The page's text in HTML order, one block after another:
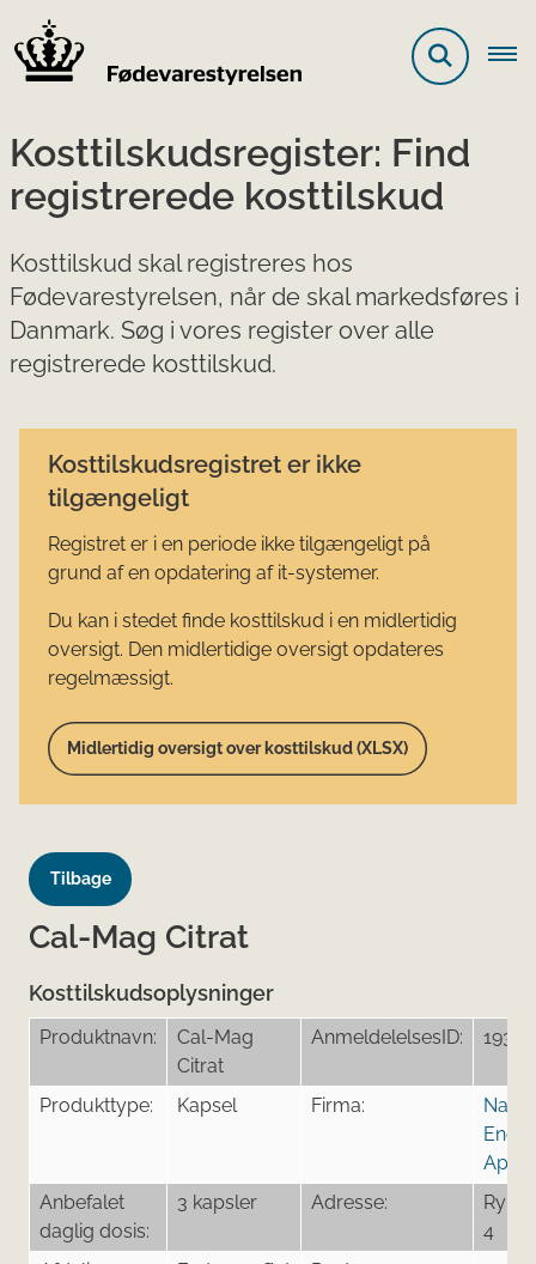
Kosttilskudsregister: Find
registrerede kosttilskud
Kosttilskud skal registreres hos
Fødevarestyrelsen, når de skal markedsføres i
Danmark. Søg i vores register over alle
registrerede kosttilskud.
Kosttilskudsregistret er ikke
tilgængeligt
Registret er i en periode ikke tilgængeligt på
grund af en opdatering af it-systemer.
Du kan i stedet finde kosttilskud i en midlertidig
oversigt. Den midlertidige oversigt opdateres
regelmæssigt.
Midlertidig oversigt over kosttilskud (XLSX)
Tilbage
Cal-Mag Citrat
Kosttilskudsoplysninger
Produktnavn:
Cal-Mag
Citrat
AnmeldelelsesID: 19378
Produkttype: Kapsel Firma:
Natur
ApS
Anbefalet
daglig dosis:
3 kapsler Adresse:
4